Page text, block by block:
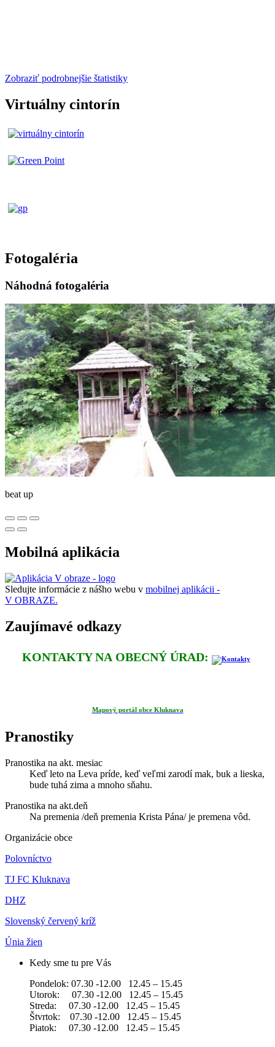
Zobraziť podrobnejšie štatistiky
Virtuálny cintorín
Fotogaléria
Náhodná fotogaléria
beat up
Mobilná aplikácia
Sledujte informácie z nášho webu v mobilnej aplikácii -
V OBRAZE.
Zaujímavé odkazy
KONTAKTY NA OBECNÝ ÚRAD:
Mapový portál obce Kluknava
Pranostiky
Pranostika na akt. mesiac
Keď leto na Leva príde, keď veľmi zarodí mak, buk a lieska,
bude tuhá zima a mnoho sňahu.
Pranostika na akt.deň
Na premenia /deň premenia Krista Pána/ je premena vôd.
Organizácie obce
Polovníctvo
TJ FC Kluknava
DHZ
Slovenský červený kríž
Únia žien
Kedy sme tu pre Vás
Pondelok: 07.30 -12.00 12.45 – 15.45
Utorok: 07.30 -12.00 12.45 – 15.45
Streda: 07.30 -12.00 12.45 – 15.45
Štvrtok: 07.30 -12.00 12.45 – 15.45
Piatok: 07.30 -12.00 12.45 – 15.45